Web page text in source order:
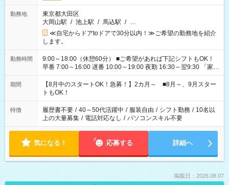
勤務地
東京都大田区
大岡山駅 / 池上駅 / 馬込駅 / …
≪自宅からドアtoドアで30分以内！≫ご希望の勤務地を紹介
します。
勤務時間
9:00～18:00（休憩60分） ■ご希望があれば下記シフトもOK！
早番 7:00～16:00 遅番 10:00～19:00 夜勤 16:30～翌9:30 「家族
と休みを合わせたい」 「余裕を持って夕飯の準備がしたい」
「できれば残業はしたくない」 など、ご希望を教えてください
ね。 ※Wワーク希望の方へ 今ご覧のお仕事で希望する勤務時間
と、もう1つのお仕事の勤務時間。 合計で週40時間を超える場
合は応募できません。
期間
【8月中のスタートOK！急募！】2カ月～ ■8月～、9月スター
トもOK！
特徴 履歴書不要 / 40～50代活躍中 / 服装自由 / シフト勤務 / 10名以
上の大量募集 / 電話対応なし / パソコンスキル不要
気になる！ 応募する 詳細へ
掲載日：2026.08.07